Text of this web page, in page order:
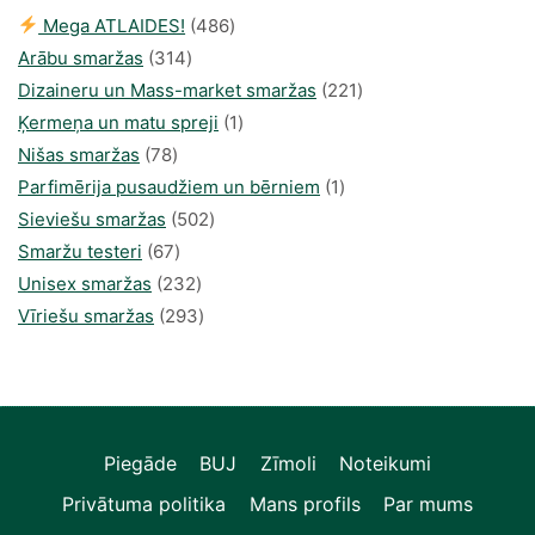
Mega ATLAIDES! 486486
Arābu smaržas 314314
produkti
Dizaineru un Mass-market smaržas 221221
Ķermeņa un matu spreji 11
Nišas smaržas 7878
produkts
Parfimērija pusaudžiem un bērniem 11
Sieviešu smaržas 502502
Smaržu testeri 6767
produkts
Unisex smaržas 232232
produkts
Vīriešu smaržas 293293
Piegāde BUJ Zīmoli
Noteikumi
Privātuma politika
Mans profils
Par mums